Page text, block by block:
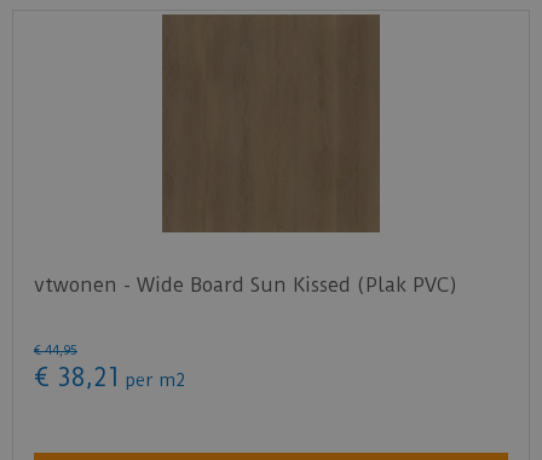
vtwonen - Wide Board Sun Kissed (Plak PVC)
€ 44,95
€ 38,21 per m2